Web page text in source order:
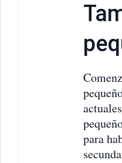
para